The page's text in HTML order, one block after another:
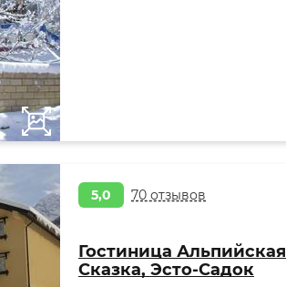
5,0 70 отзывов
Гостиница Альпийская
Сказка, Эсто-Садок